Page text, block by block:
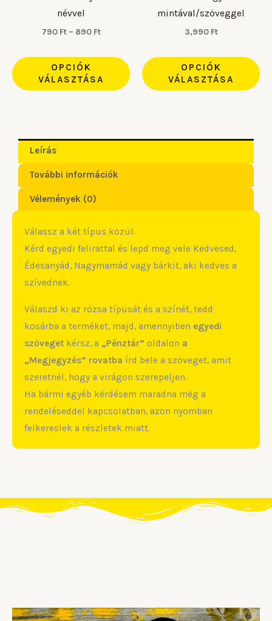
Leírás
További információk
Vélemények (0)
Válassz a két típus közül.
Kérd egyedi felirattal és lepd meg vele Kedvesed,
Édesanyád, Nagymamád vagy bárkit, aki kedves a
szívednek.
Válaszd ki az rózsa típusát és a színét, tedd
kosárba a terméket, majd, amennyiben egyedi
szöveget kérsz, a „Pénztár” oldalon a
„Megjegyzés” rovatba írd bele a szöveget, amit
szeretnél, hogy a virágon szerepeljen.
Ha bármi egyéb kérdésem maradna még a
rendeléseddel kapcsolatban, azon nyomban
felkereslek a részletek miatt.
névvel
790 Ft – 890 Ft
OPCIÓK
VÁLASZTÁSA
termékoldalon
mintával/szöveggel
3,990 Ft
OPCIÓK
VÁLASZTÁSA